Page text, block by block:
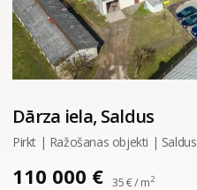
Dārza iela, Saldus
Pirkt | Ražošanas objekti | Saldus
110 000 € 35 € / m2